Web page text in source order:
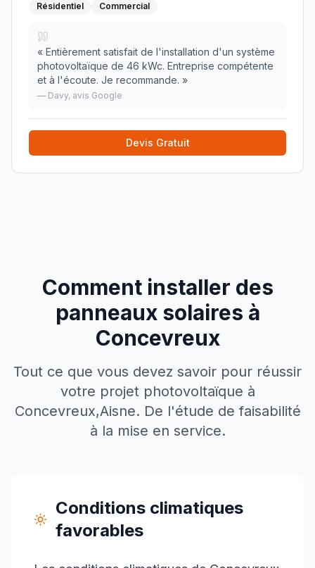
Résidentiel Commercial
« Entièrement satisfait de l'installation d'un système
photovoltaïque de 46 kWc. Entreprise compétente
et à l'écoute. Je recommande. »
— Davy, avis Google
Devis Gratuit
Comment installer des
panneaux solaires à
Concevreux
Tout ce que vous devez savoir pour réussir
votre projet photovoltaïque à
Concevreux,Aisne. De l'étude de faisabilité
à la mise en service.
Conditions climatiques
favorables